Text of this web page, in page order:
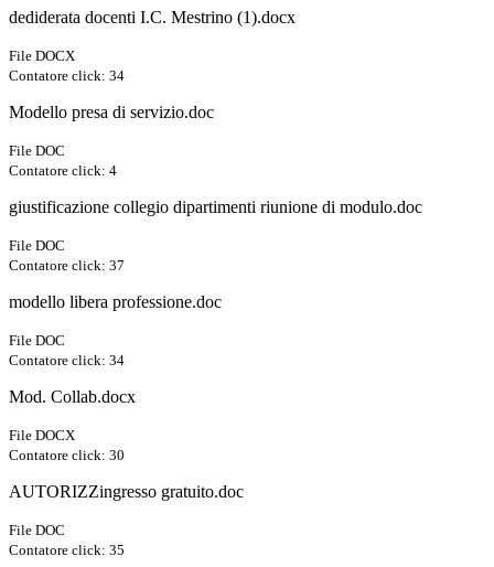
dediderata docenti I.C. Mestrino (1).docx
File DOCX
Contatore click: 34
Modello presa di servizio.doc
File DOC
Contatore click: 4
giustificazione collegio dipartimenti riunione di modulo.doc
File DOC
Contatore click: 37
modello libera professione.doc
File DOC
Contatore click: 34
Mod. Collab.docx
File DOCX
Contatore click: 30
AUTORIZZingresso gratuito.doc
File DOC
Contatore click: 35